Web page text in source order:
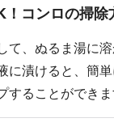
コンロの掃除
て、ぬるま湯に
に漬けると、簡
ることができま